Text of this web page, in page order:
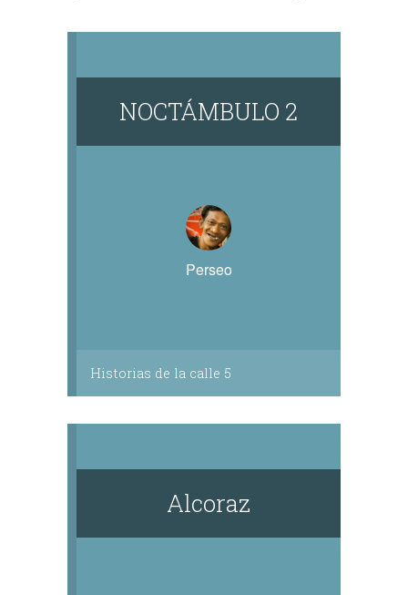
NOCTÁMBULO 2
Perseo
Historias de la calle 5
Alcoraz